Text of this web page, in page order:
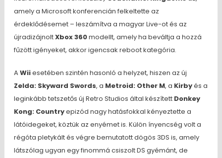
amely a Microsoft konferencián felkeltette az
érdeklődésemet – leszámítva a magyar Live-ot és az
újradizájnoltXbox 360modellt, amely ha beváltja a hozzá
fűzött igényeket, akkor igencsak reboot kategória.
AWiiesetében szintén hasonló a helyzet, hiszen az új
Zelda: Skyward Swords, a Metroid: Other M, a Kirbyés a
leginkább tetszetős új Retro Studios által készített Donkey
Kong: Countryepizód nagy hatásfokkal kényeztette a
látóidegeket, köztük az enyémet is. Külön ínyencség volt a
régóta pletykált és végre bemutatott dögös 3DS is, amely
látszólag ugyan egy finommá csiszolt DS gyémánt, de